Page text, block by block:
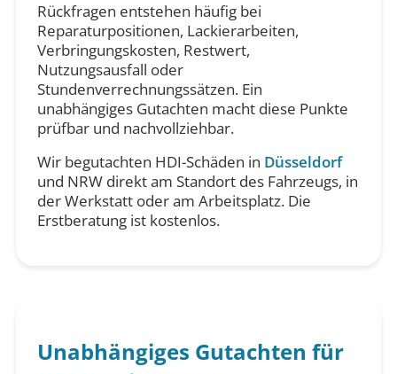
Rückfragen entstehen häufig bei
Reparaturpositionen, Lackierarbeiten,
Verbringungskosten, Restwert,
Nutzungsausfall oder
Stundenverrechnungssätzen. Ein
unabhängiges Gutachten macht diese Punkte
prüfbar und nachvollziehbar.
Wir begutachten HDI-Schäden in Düsseldorf
und NRW direkt am Standort des Fahrzeugs, in
der Werkstatt oder am Arbeitsplatz. Die
Erstberatung ist kostenlos.
Unabhängiges Gutachten für